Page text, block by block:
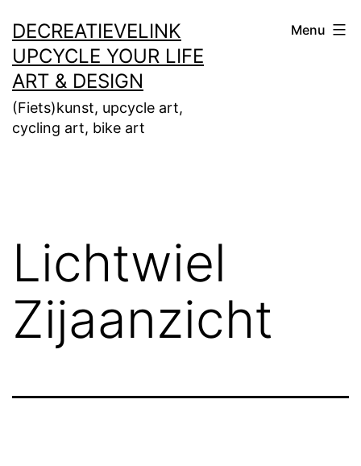
naar
de
inhoud
DECREATIEVELINK
UPCYCLE YOUR LIFE
ART & DESIGN
(Fiets)kunst, upcycle art,
cycling art, bike art
Menu
Lichtwiel
Zijaanzicht